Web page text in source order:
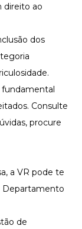
direito ao
dos
fundamental
Consulte
procure
a VR pode te
Departamento
de